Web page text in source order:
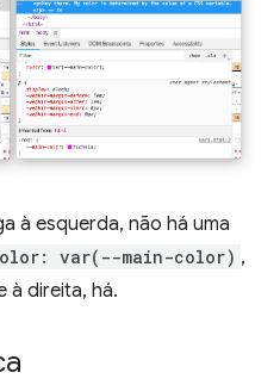
à esquerda, não há uma
var(--main-color) ,
à direita, há.